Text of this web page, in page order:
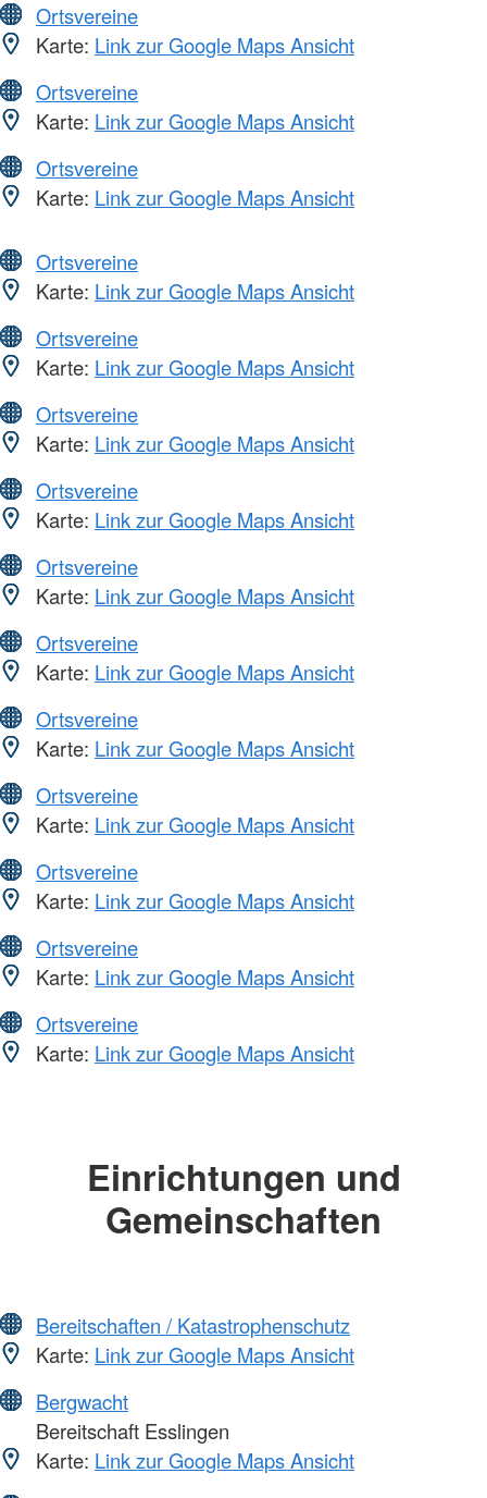
Ortsvereine
Karte: Link zur Google Maps Ansicht
Ortsvereine
Karte: Link zur Google Maps Ansicht
Ortsvereine
Karte: Link zur Google Maps Ansicht
Ortsvereine
Karte: Link zur Google Maps Ansicht
Ortsvereine
Karte: Link zur Google Maps Ansicht
Ortsvereine
Karte: Link zur Google Maps Ansicht
Ortsvereine
Karte: Link zur Google Maps Ansicht
Ortsvereine
Karte: Link zur Google Maps Ansicht
Ortsvereine
Karte: Link zur Google Maps Ansicht
Ortsvereine
Karte: Link zur Google Maps Ansicht
Ortsvereine
Karte: Link zur Google Maps Ansicht
Ortsvereine
Karte: Link zur Google Maps Ansicht
Ortsvereine
Karte: Link zur Google Maps Ansicht
Ortsvereine
Karte: Link zur Google Maps Ansicht
Einrichtungen und
Gemeinschaften
Bereitschaften / Katastrophenschutz
Karte: Link zur Google Maps Ansicht
Bergwacht
Bereitschaft Esslingen
Karte: Link zur Google Maps Ansicht